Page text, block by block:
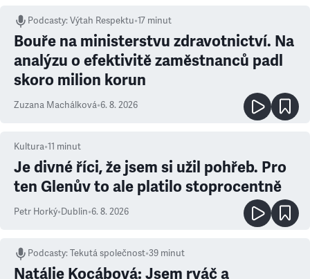
Podcasty:Výtah Respektu•17 minut
Bouře na ministerstvu zdravotnictví. Na
analýzu o efektivitě zaměstnanců padl
skoro milion korun
Zuzana Machálková•6. 8. 2026
Kultura•11 minut
Je divné říci, že jsem si užil pohřeb. Pro
ten Glenův to ale platilo stoprocentně
Petr Horký•Dublin•6. 8. 2026
Podcasty:Tekutá společnost•39 minut
Natálie Kocábová: Jsem rváč a